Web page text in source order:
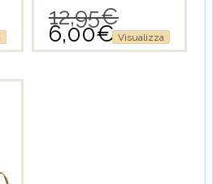
12,95€Il
prezzo
originale
6,00€Il
prezzo
Visualizza